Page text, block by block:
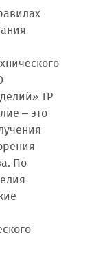
ТР
– это
По